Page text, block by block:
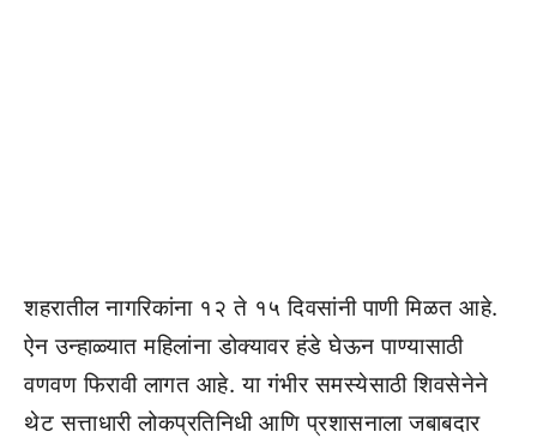
शहरातील नागरिकांना १२ ते १५ दिवसांनी पाणी मिळत आहे.
ऐन उन्हाळ्यात महिलांना डोक्यावर हंडे घेऊन पाण्यासाठी
वणवण फिरावी लागत आहे. या गंभीर समस्येसाठी शिवसेनेने
थेट सत्ताधारी लोकप्रतिनिधी आणि प्रशासनाला जबाबदार